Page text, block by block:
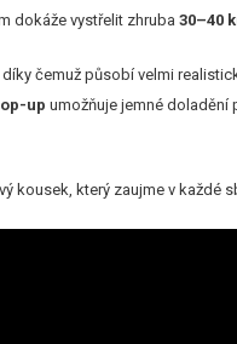
dokáže vystřelit zhruba30–40
, díky čemuž působí velmi
up umožňuje jemné doladění
kousek, který zaujme v každé